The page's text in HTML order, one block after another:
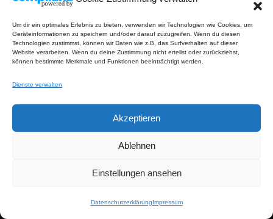
Um dir ein optimales Erlebnis zu bieten, verwenden wir Technologien wie Cookies, um
Geräteinformationen zu speichern und/oder darauf zuzugreifen. Wenn du diesen
Technologien zustimmst, können wir Daten wie z.B. das Surfverhalten auf dieser
Website verarbeiten. Wenn du deine Zustimmung nicht erteilst oder zurückziehst,
können bestimmte Merkmale und Funktionen beeinträchtigt werden.
Dienste verwalten
Akzeptieren
Ablehnen
Einstellungen ansehen
DatenschutzerklärungImpressum
Pinterest
TikTok
YouTube
Instagram
Salatschwester-Newsletter